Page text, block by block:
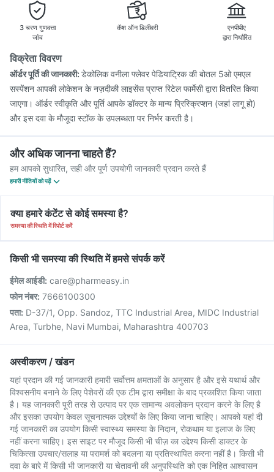
Gardasil 9 Pre Injection
3 चरण गुणवत्ता
जांच
कॅश ऑन डिलीवरी
एनपीपीए
द्वारा निर्धारित
विक्रेता विवरण
ऑर्डर पूर्ति की जानकारी:डेकोलिक वनीला फ्लेवर पेडियाट्रिक की बोतल 5ओ एमएल
सस्पेंशन आपकी लोकेशन के नज़दीकी लाइसेंस प्राप्त रिटेल फार्मेसी द्वारा वितरित किया
जाएगा। ऑर्डर स्वीकृति और पूर्ति आपके डॉक्टर के मान्य प्रिस्क्रिप्शन (जहां लागू हो)
और इस दवा के मौजूदा स्टॉक के उपलब्धता पर निर्भर करती है।
और अधिक जानना चाहते हैं?
हम आपको सुधारित, सही और पूर्ण उपयोगी जानकारी प्रदान करते हैं
हमारी नीतियों को पढ़ें
क्या हमारे कंटेंट से कोई समस्या है?
समस्या की स्थिति में रिपोर्ट करें
किसी भी समस्या की स्थिति में हमसे संपर्क करें
ईमेल आईडी: care@pharmeasy.in
फोन नंबर: 7666100300
पता: D-37/1, Opp. Sandoz, TTC Industrial Area, MIDC Industrial
Area, Turbhe, Navi Mumbai, Maharashtra 400703
अस्वीकरण / खंडन
यहां प्रदान की गई जानकारी हमारी सर्वोत्तम क्षमताओं के अनुसार है और इसे यथार्थ और
विश्वसनीय बनाने के लिए पेशेवरों की एक टीम द्वारा समीक्षा के बाद प्रकाशित किया जाता
है। यह जानकारी पूरी तरह से उत्पाद पर एक सामान्य अवलोकन प्रदान करने के लिए है
और इसका उपयोग केवल सूचनात्मक उद्देश्यों के लिए किया जाना चाहिए। आपको यहां दी
गई जानकारी का उपयोग किसी स्वास्थ्य समस्या के निदान, रोकथाम या इलाज के लिए
नहीं करना चाहिए। इस साइट पर मौजूद किसी भी चीज़ का उद्देश्य किसी डाक्टर के
चिकित्सा उपचार/सलाह या परामर्श को बदलना या प्रतिस्थापित करना नहीं है। किसी भी
दवा के बारे में किसी भी जानकारी या चेतावनी की अनुपस्थिति को एक निहित आश्वासन